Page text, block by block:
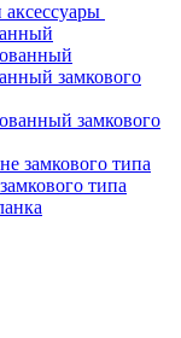
замкового
замкового
замкового типа
типа